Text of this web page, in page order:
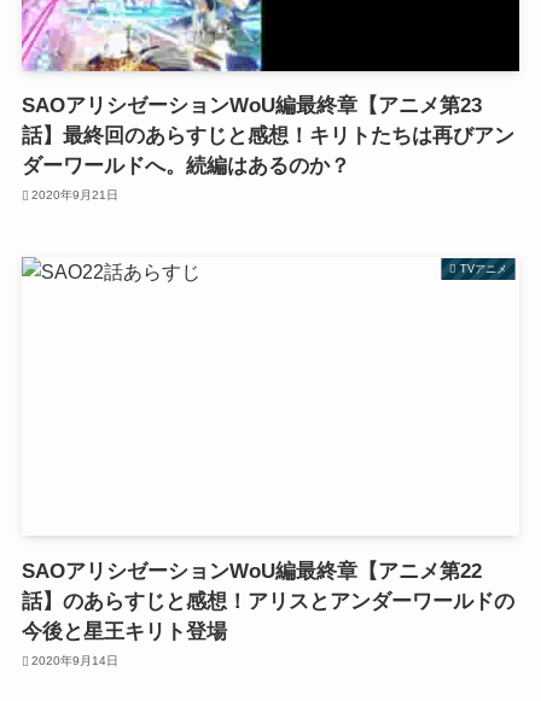
SAOアリシゼーションWoU編最終章【アニメ第23
話】最終回のあらすじと感想！キリトたちは再びアン
ダーワールドへ。続編はあるのか？
2020年9月21日
TVアニメ
SAOアリシゼーションWoU編最終章【アニメ第22
話】のあらすじと感想！アリスとアンダーワールドの
今後と星王キリト登場
2020年9月14日